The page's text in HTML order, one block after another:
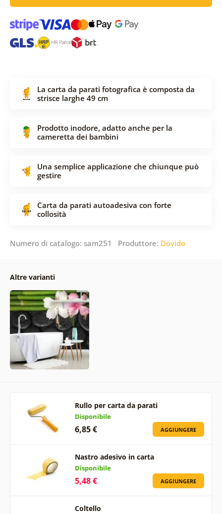
La carta da parati fotografica è composta da
strisce larghe 49 cm
Prodotto inodore, adatto anche per la
cameretta dei bambini
Una semplice applicazione che chiunque può
gestire
Carta da parati autoadesiva con forte
collosità
Numero di catalogo: sam251 Produttore: Dovido
Altre varianti
Rullo per carta da parati
Disponibile
6,85 € AGGIUNGERE
Nastro adesivo in carta
Disponibile
5,48 € AGGIUNGERE
Coltello